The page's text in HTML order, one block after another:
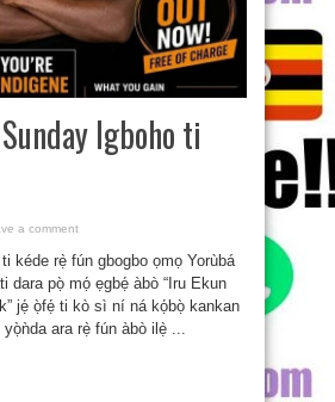
Igboho ti
a comment
kéde rẹ̀ fún gbogbo ọmọ Yorùbá
dara pọ̀ mọ́ ẹgbẹ́ àbò “Iru Ekun
jẹ́ ọ̀fẹ́ ti kò sì ní ná kọ́bọ̀ kankan
ara rẹ̀ fún àbò ilẹ̀ ...